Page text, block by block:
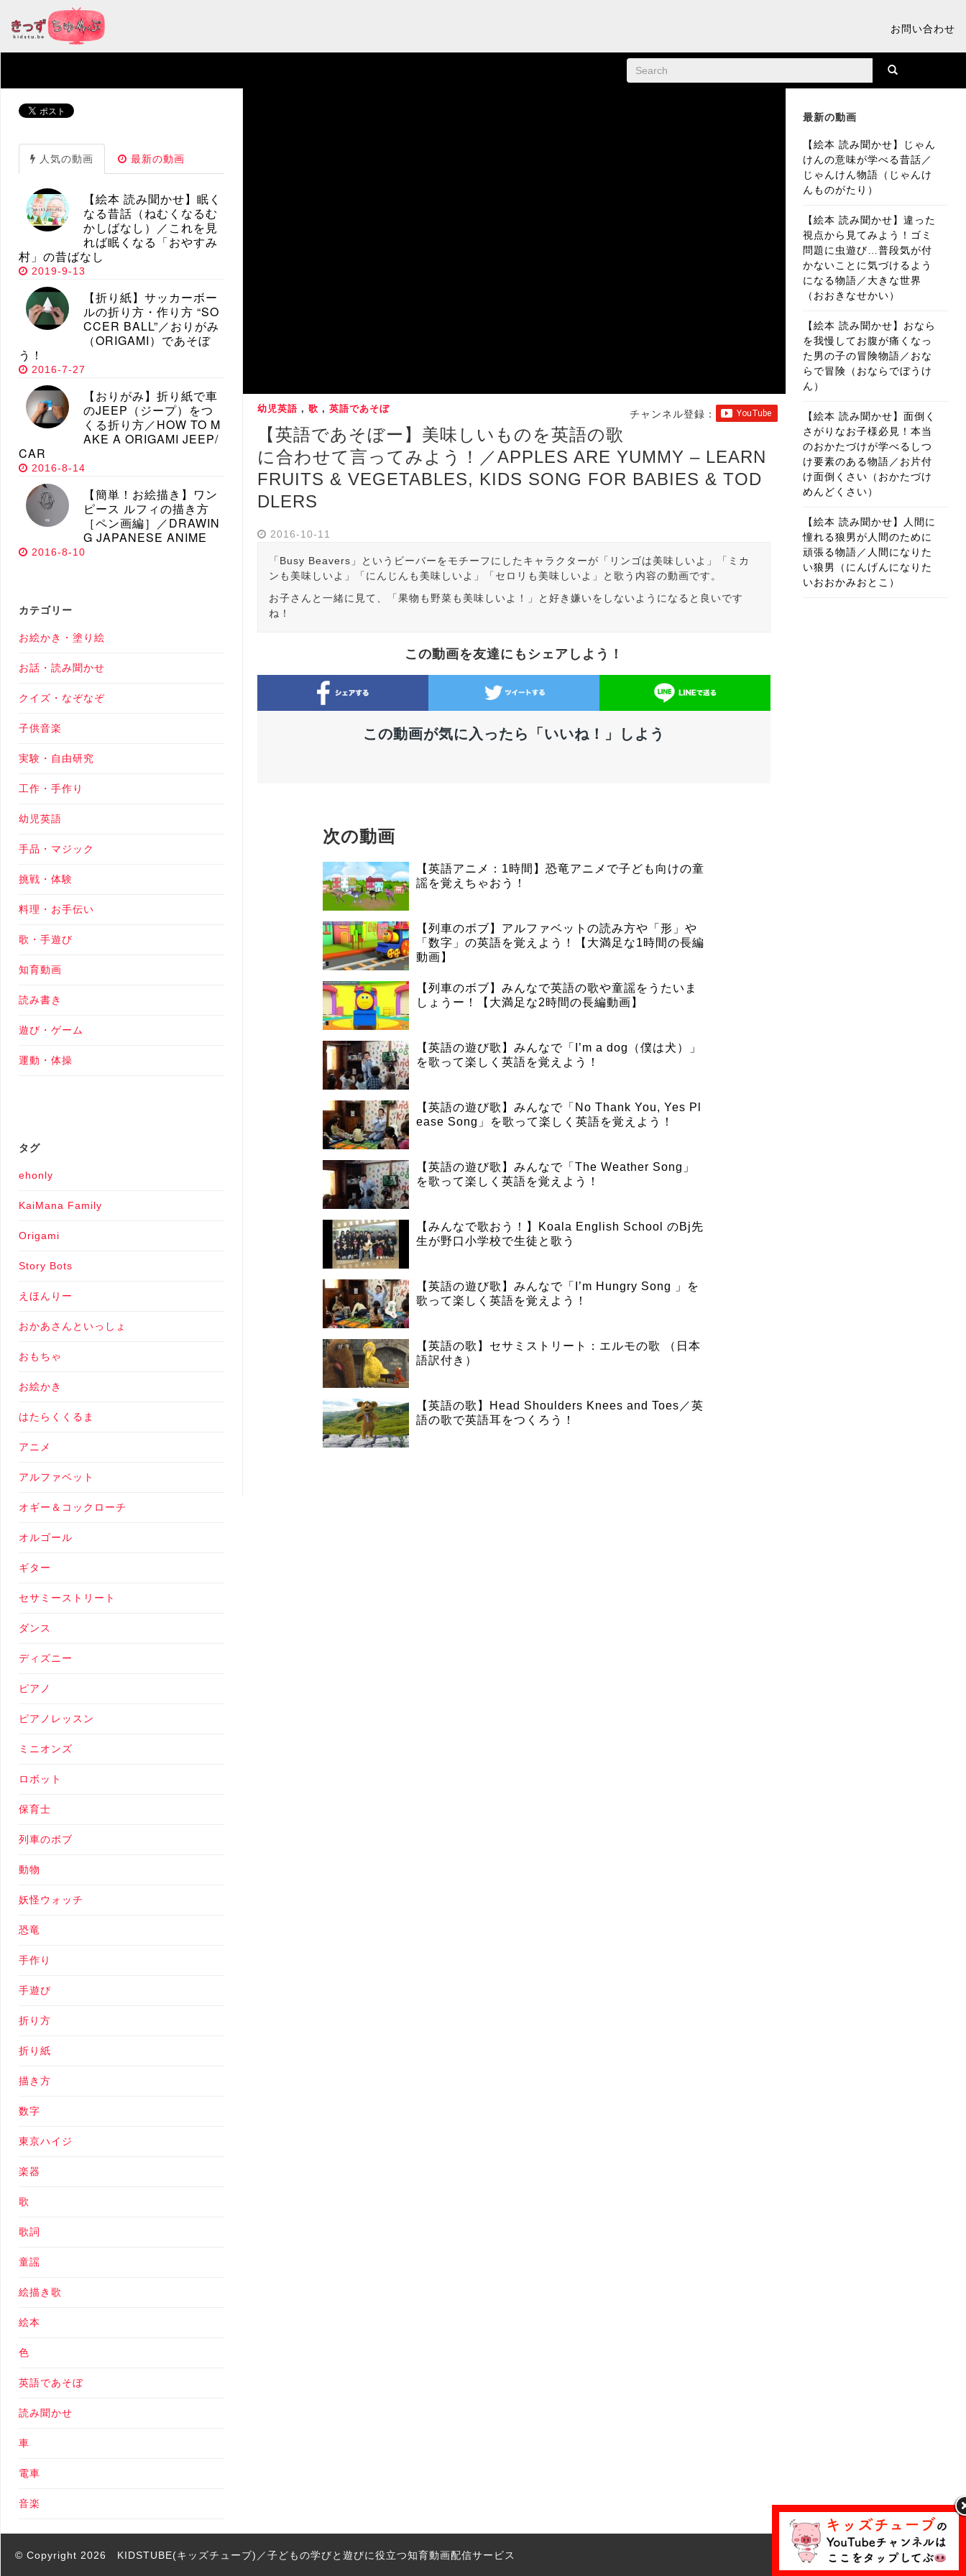
お問い合わせ
チャンネル登録：
幼児英語 , 歌 , 英語であそぼ
【英語であそぼー】美味しいものを英語の歌
に合わせて言ってみよう！／APPLES ARE YUMMY – LEARN
FRUITS & VEGETABLES, KIDS SONG FOR BABIES & TOD
DLERS
2016-10-11
「Busy Beavers」というビーバーをモチーフにしたキャラクターが「リンゴは美味しいよ」「ミカ
ンも美味しいよ」「にんじんも美味しいよ」「セロリも美味しいよ」と歌う内容の動画です。
お子さんと一緒に見て、「果物も野菜も美味しいよ！」と好き嫌いをしないようになると良いです
ね！
この動画を友達にもシェアしよう！
この動画が気に入ったら「いいね！」しよう
次の動画
【英語アニメ：1時間】恐竜アニメで子ども向けの童
謡を覚えちゃおう！
【列車のボブ】アルファベットの読み方や「形」や
「数字」の英語を覚えよう！【大満足な1時間の長編
動画】
【列車のボブ】みんなで英語の歌や童謡をうたいま
しょうー！【大満足な2時間の長編動画】
【英語の遊び歌】みんなで「I’m a dog（僕は犬）」
を歌って楽しく英語を覚えよう！
【英語の遊び歌】みんなで「No Thank You, Yes Pl
ease Song」を歌って楽しく英語を覚えよう！
【英語の遊び歌】みんなで「The Weather Song」
を歌って楽しく英語を覚えよう！
【みんなで歌おう！】Koala English School のBj先
生が野口小学校で生徒と歌う
【英語の遊び歌】みんなで「I’m Hungry Song 」を
歌って楽しく英語を覚えよう！
【英語の歌】セサミストリート：エルモの歌 （日本
語訳付き）
【英語の歌】Head Shoulders Knees and Toes／英
語の歌で英語耳をつくろう！
最新の動画
【絵本 読み聞かせ】じゃん
けんの意味が学べる昔話／
じゃんけん物語（じゃんけ
んものがたり）
【絵本 読み聞かせ】違った
視点から見てみよう！ゴミ
問題に虫遊び…普段気が付
かないことに気づけるよう
になる物語／大きな世界
（おおきなせかい）
【絵本 読み聞かせ】おなら
を我慢してお腹が痛くなっ
た男の子の冒険物語／おな
らで冒険（おならでぼうけ
ん）
【絵本 読み聞かせ】面倒く
さがりなお子様必見！本当
のおかたづけが学べるしつ
け要素のある物語／お片付
け面倒くさい（おかたづけ
めんどくさい）
【絵本 読み聞かせ】人間に
憧れる狼男が人間のために
頑張る物語／人間になりた
い狼男（にんげんになりた
いおおかみおとこ）
人気の動画 最新の動画
【絵本 読み聞かせ】眠く
なる昔話（ねむくなるむ
かしばなし）／これを見
れば眠くなる「おやすみ
村」の昔ばなし
2019-9-13
【折り紙】サッカーボー
ルの折り方・作り方 “SO
CCER BALL”／おりがみ
（ORIGAMI）であそぼ
う！
2016-7-27
【おりがみ】折り紙で車
のJEEP（ジープ）をつ
くる折り方／HOW TO M
AKE A ORIGAMI JEEP/
CAR
2016-8-14
【簡単！お絵描き】ワン
ピース ルフィの描き方
［ペン画編］／DRAWIN
G JAPANESE ANIME
2016-8-10
カテゴリー
お絵かき・塗り絵
お話・読み聞かせ
クイズ・なぞなぞ
子供音楽
実験・自由研究
工作・手作り
幼児英語
手品・マジック
挑戦・体験
料理・お手伝い
歌・手遊び
知育動画
読み書き
遊び・ゲーム
運動・体操
タグ
ehonly
KaiMana Family
Origami
Story Bots
えほんりー
おかあさんといっしょ
おもちゃ
お絵かき
はたらくくるま
アニメ
アルファベット
オギー＆コックローチ
オルゴール
ギター
セサミーストリート
ダンス
ディズニー
ピアノ
ピアノレッスン
ミニオンズ
ロボット
保育士
列車のボブ
動物
妖怪ウォッチ
恐竜
手作り
手遊び
折り方
折り紙
描き方
数字
東京ハイジ
楽器
歌
歌詞
童謡
絵描き歌
絵本
色
英語であそぼ
読み聞かせ
車
電車
音楽
© Copyright 2026 KIDSTUBE(キッズチューブ)／子どもの学びと遊びに役立つ知育動画配信サービス